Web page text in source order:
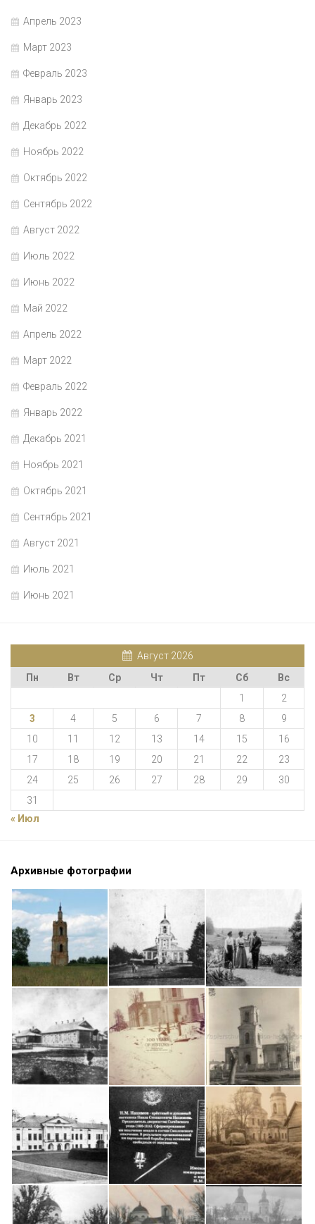
Апрель 2023
Март 2023
Февраль 2023
Январь 2023
Декабрь 2022
Ноябрь 2022
Октябрь 2022
Сентябрь 2022
Август 2022
Июль 2022
Июнь 2022
Май 2022
Апрель 2022
Март 2022
Февраль 2022
Январь 2022
Декабрь 2021
Ноябрь 2021
Октябрь 2021
Сентябрь 2021
Август 2021
Июль 2021
Июнь 2021
Август 2026
Пн
Вт Ср Чт Пт Сб
Вс
1
2
3
4 5 6 7 8
9
10
11 12 13 14 15
16
17
18 19 20 21 22
23
24
25 26 27 28 29
30
31
« Июл
Архивные фотографии